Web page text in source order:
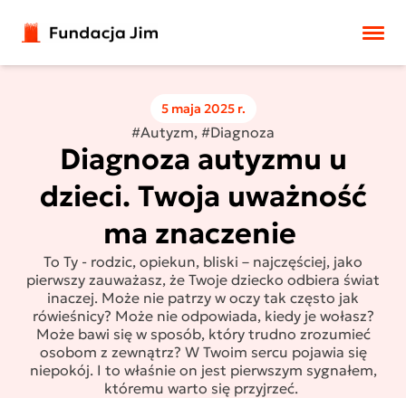
5 maja 2025 r.
#Autyzm, #Diagnoza
Diagnoza autyzmu u
dzieci. Twoja uważność
ma znaczenie
To Ty - rodzic, opiekun, bliski – najczęściej, jako
pierwszy zauważasz, że Twoje dziecko odbiera świat
inaczej. Może nie patrzy w oczy tak często jak
rówieśnicy? Może nie odpowiada, kiedy je wołasz?
Może bawi się w sposób, który trudno zrozumieć
osobom z zewnątrz? W Twoim sercu pojawia się
niepokój. I to właśnie on jest pierwszym sygnałem,
któremu warto się przyjrzeć.